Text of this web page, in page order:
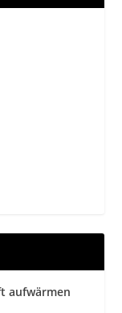
aufwärmen